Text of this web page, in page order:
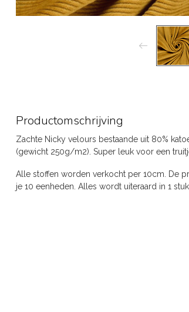
Productomschrijving
Zachte Nicky velours bestaande uit 80%
(gewicht 250g/m2). Super leuk voor een
Alle stoffen worden verkocht per 10cm. De
je 10 eenheden. Alles wordt uiteraard in 1